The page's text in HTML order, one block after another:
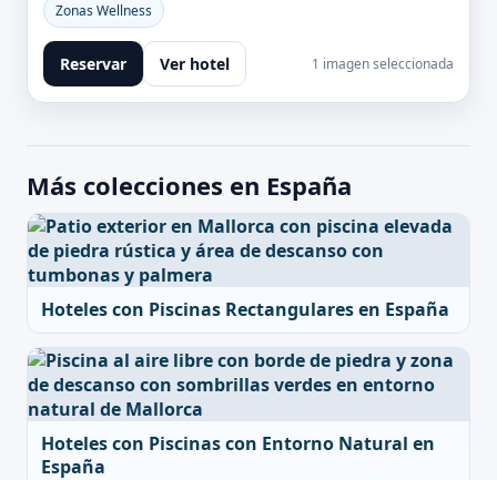
Zonas Wellness
Reservar Ver hotel 1 imagen seleccionada
Más colecciones en España
Hoteles con Piscinas Rectangulares en España
Hoteles con Piscinas con Entorno Natural en
España